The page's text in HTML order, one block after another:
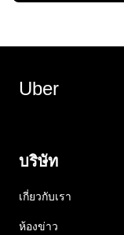
Uber
บริษัท
เกี่ยวกับเรา
ห้องข่าว